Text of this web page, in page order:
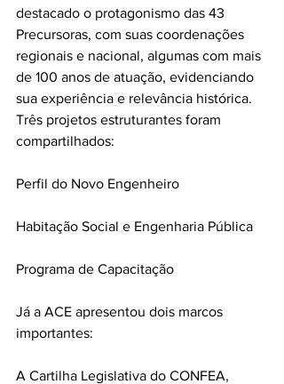
destacado o protagonismo das 43
Precursoras, com suas coordenações
regionais e nacional, algumas com mais
de 100 anos de atuação, evidenciando
sua experiência e relevância histórica.
Três projetos estruturantes foram
compartilhados:
Perfil do Novo Engenheiro
Habitação Social e Engenharia Pública
Programa de Capacitação
Já a ACE apresentou dois marcos
importantes:
A Cartilha Legislativa do CONFEA,